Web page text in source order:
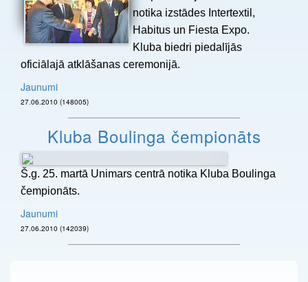
notika izstādes Intertextil,
Habitus un Fiesta Expo.
Kluba biedri piedalījās
oficiālajā atklāšanas ceremonijā.
Jaunumi
27.06.2010 (148005)
Kluba Boulinga čempionāts
Š.g. 25. martā Unimars centrā notika Kluba Boulinga
čempionāts.
Jaunumi
27.06.2010 (142039)